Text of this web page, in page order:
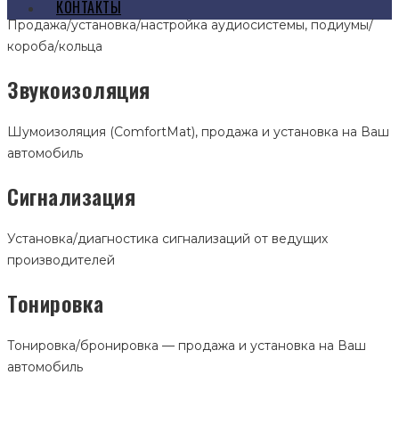
КОНТАКТЫ
Продажа/установка/настройка аудиосистемы, подиумы/
короба/кольца
Звукоизоляция
Шумоизоляция (ComfortMat), продажа и установка на Ваш
автомобиль
Сигнализация
Установка/диагностика сигнализаций от ведущих
производителей
Тонировка
Тонировка/бронировка — продажа и установка на Ваш
автомобиль